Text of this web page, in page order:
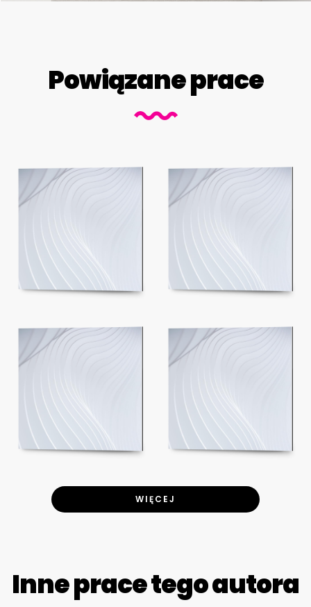
Powiązane prace
WIĘCEJ
Inne prace tego autora